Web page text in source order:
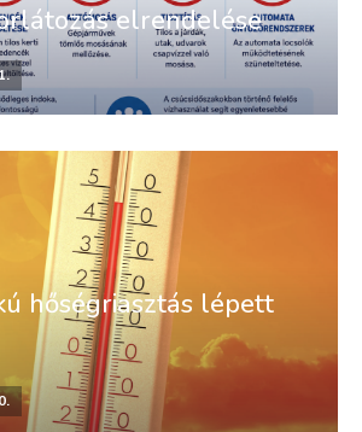
elrendelése
hőségriasztás lépett